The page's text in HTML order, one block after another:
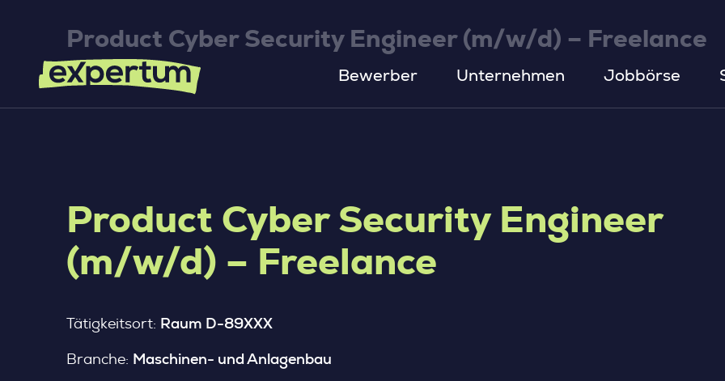
Bewerber Unternehmen Jobbörse
Product Cyber Security Engineer (m/w/d) – Freelance
Product Cyber Security Engineer
(m/w/d) – Freelance
Tätigkeitsort: Raum D-89XXX
Branche: Maschinen- und Anlagenbau